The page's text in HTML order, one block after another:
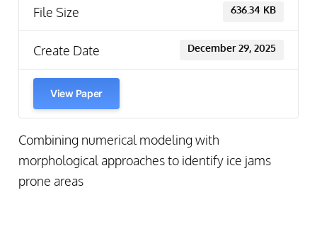
File Size 636.34 KB
Create Date December 29, 2025
View Paper
Combining numerical modeling with
morphological approaches to identify ice jams
prone areas